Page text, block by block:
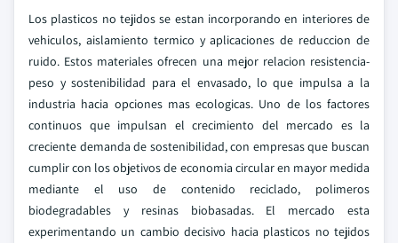
Los plasticos no tejidos se estan incorporando en interiores de
vehiculos, aislamiento termico y aplicaciones de reduccion de
ruido. Estos materiales ofrecen una mejor relacion resistencia-
peso y sostenibilidad para el envasado, lo que impulsa a la
industria hacia opciones mas ecologicas. Uno de los factores
continuos que impulsan el crecimiento del mercado es la
creciente demanda de sostenibilidad, con empresas que buscan
cumplir con los objetivos de economia circular en mayor medida
mediante el uso de contenido reciclado, polimeros
biodegradables y resinas biobasadas. El mercado esta
experimentando un cambio decisivo hacia plasticos no tejidos